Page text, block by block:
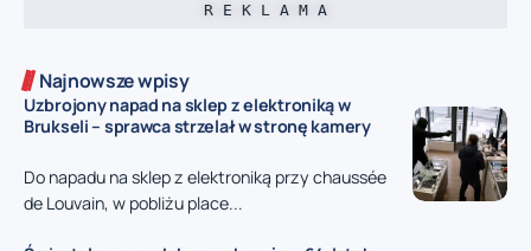
R E K L A M A
Najnowsze wpisy
Uzbrojony napad na sklep z elektroniką w
Brukseli – sprawca strzelał w stronę kamery
Do napadu na sklep z elektroniką przy chaussée
de Louvain, w pobliżu place...